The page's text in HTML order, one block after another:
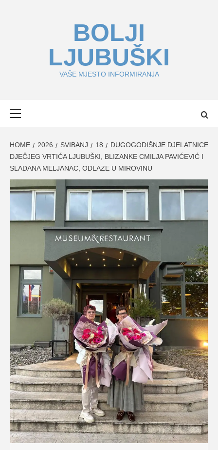
BOLJI
LJUBUŠKI
VAŠE MJESTO INFORMIRANJA
HOME 2026 SVIBANJ 18
DUGOGODIŠNJE DJELATNICE
DJEČJEG VRTIĆA LJUBUŠKI, BLIZANKE CMILJA PAVIĆEVIĆ I
SLAĐANA MELJANAC, ODLAZE U MIROVINU